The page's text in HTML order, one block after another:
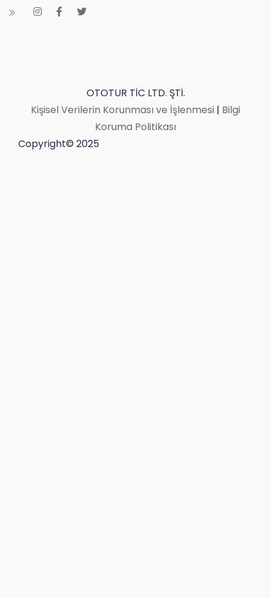
OTOTUR TİC LTD. ŞTİ.
Kişisel Verilerin Korunması ve İşlenmesi | Bilgi
Koruma Politikası
Copyright© 2025